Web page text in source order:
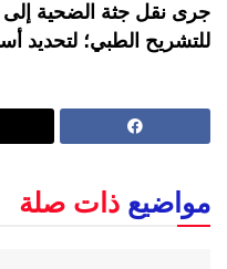
جرى نقل جثة الضحية إلى
للتشريح الطبي؛ لتحديد
مواضيع ذات صلة